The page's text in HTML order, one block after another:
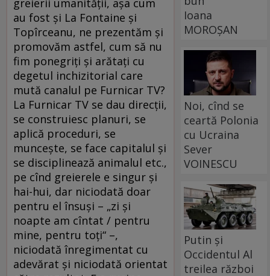
greierii umanității, așa cum
au fost și La Fontaine și
Topîrceanu, ne prezentăm și
promovăm astfel, cum să nu
fim ponegriți și arătați cu
degetul inchizitorial care
mută canalul pe Furnicar TV?
La Furnicar TV se dau direcții,
se construiesc planuri, se
aplică proceduri, se
muncește, se face capitalul și
se disciplinează animalul etc.,
pe cînd greierele e singur și
hai-hui, dar niciodată doar
pentru el însuși – „zi şi
noapte am cîntat / pentru
mine, pentru toți“ –,
niciodată înregimentat cu
adevărat și niciodată orientat
Ioana
MOROȘAN
Noi, cînd se
ceartă Polonia
cu Ucraina
Sever
VOINESCU
Putin și
Occidentul Al
treilea război